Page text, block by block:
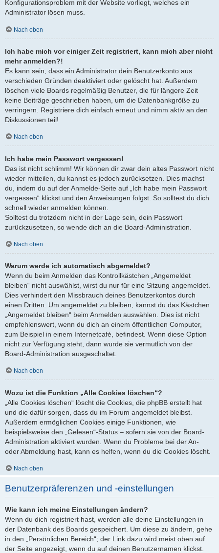
Konfigurationsproblem mit der Website vorliegt, welches ein
Administrator lösen muss.
Nach oben
Ich habe mich vor einiger Zeit registriert, kann mich aber nicht
mehr anmelden?!
Es kann sein, dass ein Administrator dein Benutzerkonto aus
verschieden Gründen deaktiviert oder gelöscht hat. Außerdem
löschen viele Boards regelmäßig Benutzer, die für längere Zeit
keine Beiträge geschrieben haben, um die Datenbankgröße zu
verringern. Registriere dich einfach erneut und nimm aktiv an den
Diskussionen teil!
Nach oben
Ich habe mein Passwort vergessen!
Das ist nicht schlimm! Wir können dir zwar dein altes Passwort nicht
wieder mitteilen, du kannst es jedoch zurücksetzen. Dies machst
du, indem du auf der Anmelde-Seite auf „Ich habe mein Passwort
vergessen“ klickst und den Anweisungen folgst. So solltest du dich
schnell wieder anmelden können.
Solltest du trotzdem nicht in der Lage sein, dein Passwort
zurückzusetzen, so wende dich an die Board-Administration.
Nach oben
Warum werde ich automatisch abgemeldet?
Wenn du beim Anmelden das Kontrollkästchen „Angemeldet
bleiben“ nicht auswählst, wirst du nur für eine Sitzung angemeldet.
Dies verhindert den Missbrauch deines Benutzerkontos durch
einen Dritten. Um angemeldet zu bleiben, kannst du das Kästchen
„Angemeldet bleiben“ beim Anmelden auswählen. Dies ist nicht
empfehlenswert, wenn du dich an einem öffentlichen Computer,
zum Beispiel in einem Internetcafé, befindest. Wenn diese Option
nicht zur Verfügung steht, dann wurde sie vermutlich von der
Board-Administration ausgeschaltet.
Nach oben
Wozu ist die Funktion „Alle Cookies löschen“?
„Alle Cookies löschen“ löscht die Cookies, die phpBB erstellt hat
und die dafür sorgen, dass du im Forum angemeldet bleibst.
Außerdem ermöglichen Cookies einige Funktionen, wie
beispielsweise den „Gelesen“-Status – sofern sie von der Board-
Administration aktiviert wurden. Wenn du Probleme bei der An-
oder Abmeldung hast, kann es helfen, wenn du die Cookies löscht.
Nach oben
Benutzerpräferenzen und -einstellungen
Wie kann ich meine Einstellungen ändern?
Wenn du dich registriert hast, werden alle deine Einstellungen in
der Datenbank des Boards gespeichert. Um diese zu ändern, gehe
in den „Persönlichen Bereich“; der Link dazu wird meist oben auf
der Seite angezeigt, wenn du auf deinen Benutzernamen klickst.